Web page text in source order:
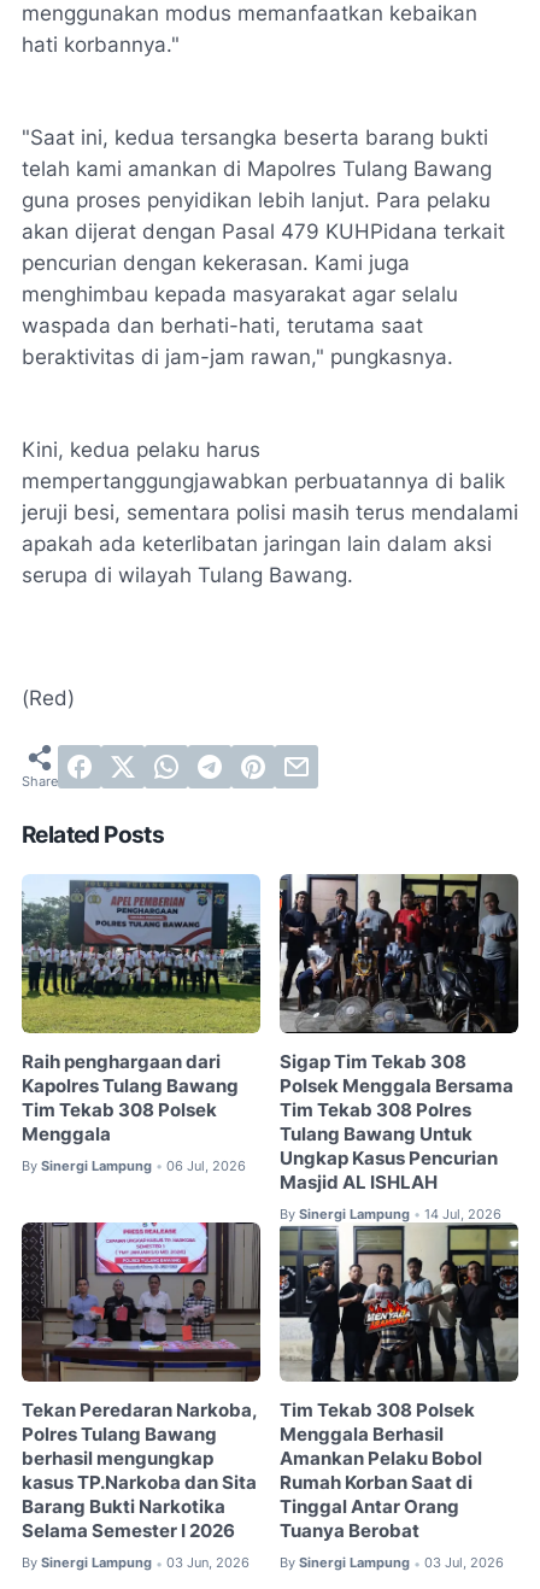
menggunakan modus memanfaatkan kebaikan
hati korbannya."
"Saat ini, kedua tersangka beserta barang bukti
telah kami amankan di Mapolres Tulang Bawang
guna proses penyidikan lebih lanjut. Para pelaku
akan dijerat dengan Pasal 479 KUHPidana terkait
pencurian dengan kekerasan. Kami juga
menghimbau kepada masyarakat agar selalu
waspada dan berhati-hati, terutama saat
beraktivitas di jam-jam rawan," pungkasnya.
Kini, kedua pelaku harus
mempertanggungjawabkan perbuatannya di balik
jeruji besi, sementara polisi masih terus mendalami
apakah ada keterlibatan jaringan lain dalam aksi
serupa di wilayah Tulang Bawang.
(Red)
Related Posts
Raih penghargaan dari
Kapolres Tulang Bawang
Tim Tekab 308 Polsek
Menggala
By Sinergi Lampung • 06 Jul, 2026
Sigap Tim Tekab 308
Polsek Menggala Bersama
Tim Tekab 308 Polres
Tulang Bawang Untuk
Ungkap Kasus Pencurian
Masjid AL ISHLAH
By Sinergi Lampung • 14 Jul, 2026
Tekan Peredaran Narkoba,
Polres Tulang Bawang
berhasil mengungkap
kasus TP.Narkoba dan Sita
Barang Bukti Narkotika
Selama Semester I 2026
By Sinergi Lampung • 03 Jun, 2026
Tim Tekab 308 Polsek
Menggala Berhasil
Amankan Pelaku Bobol
Rumah Korban Saat di
Tinggal Antar Orang
Tuanya Berobat
By Sinergi Lampung • 03 Jul, 2026